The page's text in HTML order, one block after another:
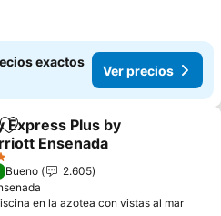
exactos
Ver precios
Agregar a favoritos
Express Plus by
Ensenada
precios
Bueno
2.605
en la azotea con vistas al marVer